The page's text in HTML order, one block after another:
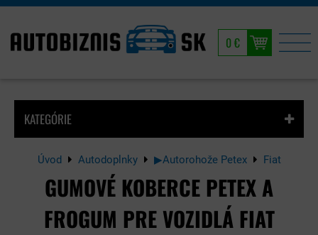
0 €
Úvod Autodoplnky ▶Autorohože Petex Fiat
GUMOVÉ KOBERCE PETEX A
FROGUM PRE VOZIDLÁ FIAT
KATEGÓRIE